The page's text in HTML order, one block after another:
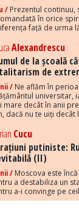
/ Prezentul
în orice
față de urma
Alexandrescu
de la școală
de
/ Ne aflăm în
universitar,
mare decât în anii
dacă nu te uiți decât
Cucu
putiniste:
(II)
/ Moscova este
a destabiliza un
a-i convinge pe